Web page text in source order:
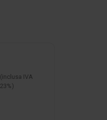
(inclusa IVA
23%)